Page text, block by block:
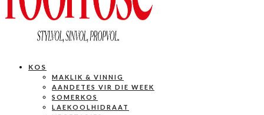
KOS
MAKLIK & VINNIG
AANDETES VIR DIE WEEK
SOMERKOS
LAEKOOLHIDRAAT